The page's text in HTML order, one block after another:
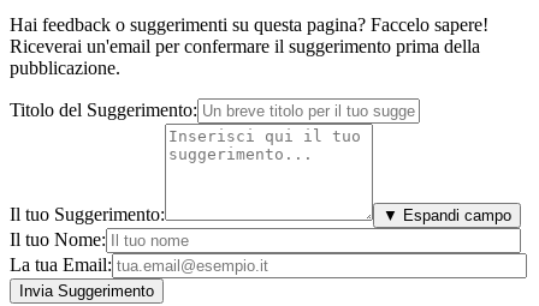
Hai feedback o suggerimenti su questa pagina? Faccelo sapere!
Riceverai un'email per confermare il suggerimento prima della
pubblicazione.
Titolo del Suggerimento:
Il tuo Suggerimento: ▼ Espandi campo
Il tuo Nome:
La tua Email: